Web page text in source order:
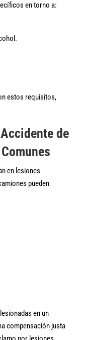
en torno a:
estos requisitos,
de
en lesiones
pueden
en un
compensación justa